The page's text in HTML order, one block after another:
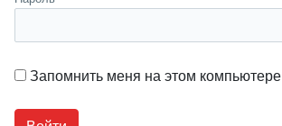
Запомнить меня на этом компьютере